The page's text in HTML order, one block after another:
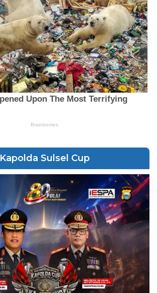
Kapolda Sulsel Cup